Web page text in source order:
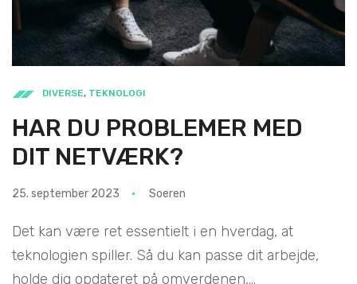
DIVERSE, TEKNOLOGI
HAR DU PROBLEMER MED
DIT NETVÆRK?
25. september 2023 Soeren
Det kan være ret essentielt i en hverdag, at
teknologien spiller. Så du kan passe dit arbejde,
holde dig opdateret på omverdenen,...